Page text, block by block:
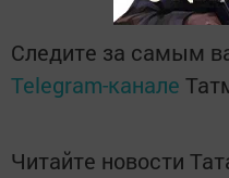
Следите за самым
Telegram-канале
Читайте новости